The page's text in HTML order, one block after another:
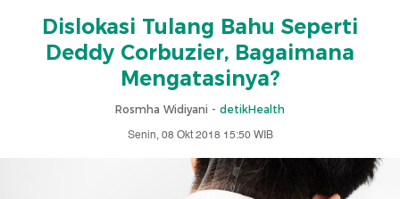
Dislokasi Tulang Bahu Seperti
Deddy Corbuzier, Bagaimana
Mengatasinya?
Rosmha Widiyani - detikHealth
Senin, 08 Okt 2018 15:50 WIB